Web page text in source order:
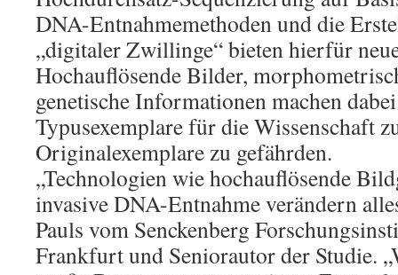
DNA-Entnahmemethoden und die
„digitaler Zwillinge“ bieten hierfür
Hochauflösende Bilder,
genetische Informationen machen
Typusexemplare für die Wissenschaft
Originalexemplare zu gefährden.
„Technologien wie hochauflösende
invasive DNA-Entnahme verändern
Pauls vom Senckenberg
Frankfurt und Seniorautor der Studie.